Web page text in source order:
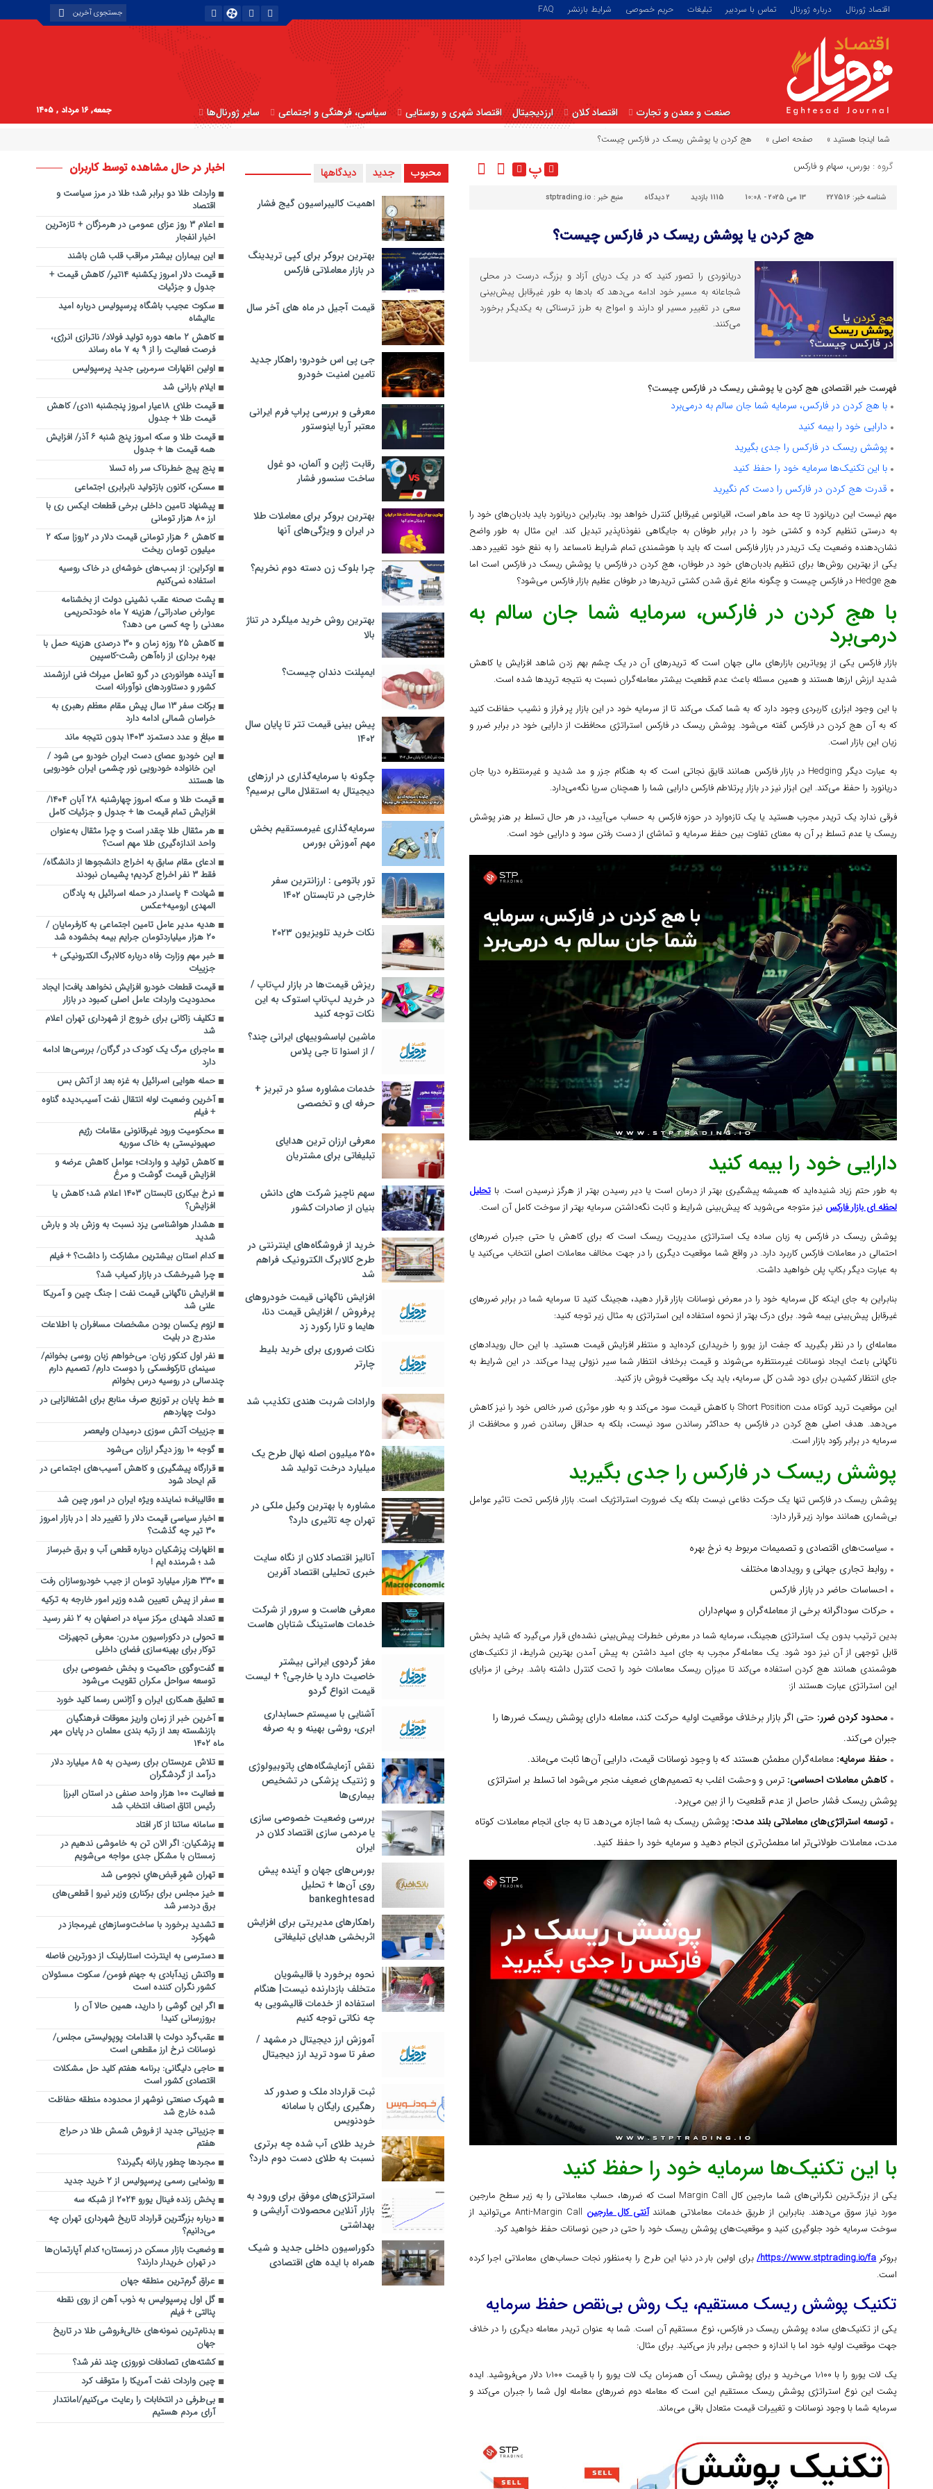
اقتصاد ژورنال درباره ژورنال تماس با سردبیر تبلیغات حریم خصوصی شرایط بازنشر FAQ
صنعت و معدن و تجارت اقتصاد کلان ارزدیجیتال اقتصاد شهری و روستایی سیاسی، فرهنگی و اجتماعی سایر ژورنال‌ها جمعه, ۱۶ مرداد , ۱۴۰۵
شما اینجا هستید » صفحه اصلی » هج کردن یا پوشش ریسک در فارکس چیست؟
گروه : بورس، سهام و فارکس پ
شناسه خبر: 227516 13 می 2025 - 10:08 1115 بازدید ۲دیدگاه منبع خبر : stptrading.io
هج کردن یا پوشش ریسک در فارکس چیست؟
دریانوردی را تصور کنید که در یک دریای آزاد و بزرگ، درست در محلی
شجاعانه به مسیر خود ادامه می‌دهد که بادها به طور غیرقابل پیش‌بینی
سعی در تغییر مسیر او دارند و امواج به طرز ترسناکی به یکدیگر برخورد
می‌کنند.
فهرست خبر اقتصادی هج کردن یا پوشش ریسک در فارکس چیست؟
با هج کردن در فارکس، سرمایه شما جان سالم به درمی‌برد
دارایی خود را بیمه کنید
پوشش ریسک در فارکس را جدی بگیرید
با این تکنیک‌ها سرمایه خود را حفظ کنید
قدرت هج کردن در فارکس را دست کم نگیرید
مهم نیست این دریانورد تا چه حد ماهر است، اقیانوس غیرقابل کنترل خواهد بود. بنابراین دریانورد باید بادبان‌های خود را
به درستی تنظیم کرده و کشتی خود را در برابر طوفان به جایگاهی نفوذناپذیر تبدیل کند. این مثال به طور واضح
نشان‌دهنده وضعیت یک تریدر در بازار فارکس است که باید با هوشمندی تمام شرایط نامساعد را به نفع خود تغییر دهد.
یکی از بهترین روش‌ها برای تنظیم بادبان‌های خود در طوفان، هج کردن در فارکس یا پوشش ریسک در فارکس است اما
هج Hedge در فارکس چیست و چگونه مانع غرق شدن کشتی تریدرها در طوفان عظیم بازار فارکس می‌شود؟
با هج کردن در فارکس، سرمایه شما جان سالم به
درمی‌برد
بازار فارکس یکی از پویاترین بازارهای مالی جهان است که تریدرهای آن در یک چشم بهم زدن شاهد افزایش یا کاهش
شدید ارزش ارزها هستند و همین مسئله باعث عدم قطعیت بیشتر معامله‌گران نسبت به نتیجه تریدها شده است.
با این وجود ابزاری کاربردی وجود دارد که به شما کمک می‌کند تا از سرمایه خود در این بازار پر فراز و نشیب حفاظت کنید
که به آن هج کردن در فارکس گفته می‌شود. پوشش ریسک در فارکس استراتژی محافظت از دارایی خود در برابر ضرر و
زیان این بازار است.
به عبارت دیگر Hedging در بازار فارکس همانند قایق نجاتی است که به هنگام جزر و مد شدید و غیرمنتظره دریا جان
دریانورد را حفظ می‌کند. این ابزار نیز در بازار پرتلاطم فارکس دارایی شما را همچنان سرپا نگه‌می‌دارد.
فرقی ندارد یک تریدر مجرب هستید یا یک تازه‌وارد در حوزه فارکس به حساب می‌آیید، در هر حال تسلط بر هنر پوشش
ریسک یا عدم تسلط بر آن به معنای تفاوت بین حفظ سرمایه و تماشای از دست رفتن سود و دارایی خود است.
دارایی خود را بیمه کنید
به طور حتم زیاد شنیده‌اید که همیشه پیشگیری بهتر از درمان است یا دیر رسیدن بهتر از هرگز نرسیدن است. باتحلیل
لحظه ای بازار فارکس نیز متوجه می‌شوید که پیش‌بینی شرایط و ثابت نگه‌داشتن سرمایه بهتر از سوخت کامل آن است.
پوشش ریسک در فارکس به زبان ساده یک استراتژی مدیریت ریسک است که برای کاهش یا حتی جبران ضررهای
احتمالی در معاملات فارکس کاربرد دارد. در واقع شما موقعیت دیگری را در جهت مخالف معاملات اصلی انتخاب می‌کنید یا
به عبارت دیگر بکاپ پلن خواهید داشت.
بنابراین به جای اینکه کل سرمایه خود را در معرض نوسانات بازار قرار دهید، هجینگ کنید تا سرمایه شما در برابر ضررهای
غیرقابل پیش‌بینی بیمه شود. برای درک بهتر از نحوه استفاده این استراتژی به مثال زیر توجه کنید:
معامله‌ای را در نظر بگیرید که جفت ارز یورو را خریداری کرده‌اید و منتظر افزایش قیمت هستید. با این حال رویدادهای
ناگهانی باعث ایجاد نوسانات غیرمنتظره می‌شوند و قیمت برخلاف انتظار شما سیر نزولی پیدا می‌کند. در این شرایط به
جای انتظار کشیدن برای دود شدن کل سرمایه، باید یک موقعیت فروش باز کنید.
این موقعیت ترید کوتاه مدت Short Position با کاهش قیمت سود می‌کند و به طور موثری ضرر خالص خود را نیز کاهش
می‌دهد. هدف اصلی هج کردن در فارکس به حداکثر رساندن سود نیست، بلکه به حداقل رساندن ضرر و محافظت از
سرمایه در برابر رکود بازار است.
پوشش ریسک در فارکس را جدی بگیرید
پوشش ریسک در فارکس تنها یک حرکت دفاعی نیست بلکه یک ضرورت استراتژیک است. بازار فارکس تحت تاثیر عوامل
بی‌شماری همانند موارد زیر قرار دارد:
سیاست‌های اقتصادی و تصمیمات مربوط به نرخ بهره
روابط تجاری جهانی و رویدادها مختلف
احساسات حاضر در بازار فارکس
حرکات سوداگرانه برخی از معامله‌گران و سهام‌داران
بدین ترتیب بدون یک استراتژی هجینگ، سرمایه شما در معرض خطرات پیش‌بینی نشده‌ای قرار می‌گیرد که شاید بخش
قابل توجهی از آن نیز دود شود. یک معامله‌گر مجرب به جای امید داشتن به پیش آمدن بهترین شرایط، از تکنیک‌های
هوشمندی همانند هج کردن استفاده می‌کند تا میزان ریسک معاملات خود را تحت کنترل داشته باشد. برخی از مزایای
این استراتژی عبارت هستند از:
محدود کردن ضرر: حتی اگر بازار برخلاف موقعیت اولیه حرکت کند، معامله دارای پوشش ریسک ضررها را
جبران می‌کند.
حفظ سرمایه: معامله‌گران مطمئن هستند که با وجود نوسانات قیمت، دارایی آن‌ها ثابت می‌ماند.
کاهش معاملات احساسی: ترس و وحشت اغلب به تصمیم‌های ضعیف منجر می‌شود اما تسلط بر استراتژی
پوشش ریسک فشار حاصل از عدم قطعیت را از بین می‌برد.
توسعه استراتژی‌های معاملاتی بلند مدت: پوشش ریسک به شما اجازه می‌دهد تا به جای انجام معاملات کوتاه
مدت، معاملات طولانی‌تر اما مطمئن‌تری انجام دهید و سرمایه خود را حفظ کنید.
با این تکنیک‌ها سرمایه خود را حفظ کنید
یکی از بزرگ‌ترین نگرانی‌های شما مارجین کال Margin Call است که ضررها، حساب معاملاتی را به زیر سطح مارجین
مورد نیاز سوق می‌دهند. بنابراین از طریق خدمات معاملاتی همانندآنتی کال مارجین
Anti-Margin Call می‌توانید از
سوخت سرمایه خود جلوگیری کنید و موقعیت‌های پوشش ریسک خود را حتی در حین نوسانات حفظ خواهید کرد.
بروکرhttps://www.stptrading.io/fa/ برای اولین بار در دنیا این طرح را به‌منظور نجات حساب‌های معاملاتی اجرا کرده
است.
تکنیک پوشش ریسک مستقیم، یک روش بی‌نقص حفظ سرمایه
یکی از تکنیک‌های ساده پوشش ریسک در فارکس، نوع مستقیم آن است. شما به عنوان تریدر معامله دیگری را در خلاف
جهت موقعیت اولیه خود اما با اندازه و حجمی برابر باز می‌کنید. برای مثال:
یک لات یورو را با ۱٫۱۰۰ می‌خرید و برای پوشش ریسک آن همزمان یک لات یورو را با قیمت ۱٫۱۰۰ دلار می‌فروشید. ایده
پشت این نوع استراتژی پوشش ریسک مستقیم این است که معامله دوم ضررهای معامله اول شما را جبران می‌کند و
سرمایه شما با وجود نوسانات و تغییرات قیمت متعادل باقی می‌ماند.
محبوب جدید دیدگاهها
اهمیت کالیبراسیون گیج فشار
بهترین بروکر برای کپی‌ تریدینگ
در بازار معاملاتی فارکس
قیمت آجیل در ماه های آخر سال
جی پی اس خودرو؛ راهکار جدید
تامین امنیت خودرو
معرفی و بررسی پراپ فرم ایرانی
معتبر آریا اینوستور
رقابت ژاپن و آلمان، دو غول
ساخت سنسور فشار
بهترین بروکر برای معاملات طلا
در ایران و ویژگی‌های آنها
چرا بلوک زن دسته دوم نخریم؟
بهترین روش خرید میلگرد در تناژ
بالا
ایمپلنت دندان چیست؟
پیش بینی قیمت تتر تا پایان سال
۱۴۰۲
چگونه با سرمایه‌گذاری در ارزهای
دیجیتال به استقلال مالی برسیم؟
سرمایه‌گذاری غیرمستقیم بخش
مهم آموزش بورس
تور باتومی : ارزانترین سفر
خارجی در تابستان ۱۴۰۲
نکات خرید تلویزیون ۲۰۲۳
ریزش قیمت‌ها در بازار لپ‌تاپ /
در خرید لپ‌تاپ استوک به این
نکات توجه کنید
ماشین لباسشویی‎های ایرانی چند؟
/ از اسنوا تا جی پلاس
خدمات مشاوره سئو در تبریز +
حرفه ای و تخصصی
معرفی ارزان ترین هدایای
تبلیغاتی برای مشتریان
سهم ناچیز شرکت های دانش
بنیان از صادرات کشور
خرید از فروشگاه‌های اینترنتی در
طرح کالابرگ الکترونیک فراهم
شد
افزایش ناگهانی قیمت خودروهای
پرفروش / افزایش قیمت دنا،
هایما و تارا رکورد زد
نکات ضروری برای خرید بلیط
چارتر
وارادات شربت هندی تکذیب شد
۲۵۰ میلیون اصله نهال طرح یک
میلیارد درخت تولید شد
مشاوره با بهترین وکیل ملکی در
تهران چه تاثیری دارد؟
آنالیز اقتصاد کلان از نگاه سایت
خبری تحلیلی اقتصاد آفرین
معرفی هاست و سرور از شرکت
خدمات هاستینگ شتابان هاست
مغز گردوی ایرانی بیشتر
خاصیت دارد یا خارجی؟ + لیست
قیمت انواع گردو
آشنایی با سیستم حسابداری
ابری، روشی بهینه و به صرفه
نقش آزمایشگاه‌های پاتوبیولوژی
و ژنتیک پزشکی در تشخیص
بیماری‌ها
بررسی وضعیت خصوصی سازی
یا مردمی سازی اقتصاد کلان در
ایران
بورس‌های جهان و آینده پیش
روی آن‌ها + تحلیل
bankeghtesad
راهکارهای مدیریتی برای افزایش
اثربخشی هدایای تبلیغاتی
نحوه برخورد با قالیشویان
متخلف بازدارنده نیست| هنگام
استفاده از خدمات قالیشویی به
چه نکاتی توجه کنیم
آموزش ارز دیجیتال در مشهد /
صفر تا سود ترید ارز دیجیتال
ثبت قرارداد ملک و صدور کد
رهگیری رایگان با سامانه
خودنویس
خرید طلای آب شده چه برتری
نسبت به طلای دست دوم دارد؟
استراتژی‌های موفق برای ورود به
بازار آنلاین محصولات آرایشی و
بهداشتی
دکوراسیون داخلی جدید و شیک
همراه با ایده های اقتصادی
اخبار در حال مشاهده توسط کاربران
واردات طلا دو برابر شد؛ طلا در مرز سیاست و
اقتصاد
اعلام ۳ روز عزای عمومی در هرمزگان + تازه‌ترین
اخبار انفجار
این بیماران بیشتر مراقب قلب شان باشند
قیمت دلار امروز یکشنبه ۱۴تیر/ کاهش قیمت +
جدول و جزئیات
سکوت عجیب باشگاه پرسپولیس درباره امید
عالیشاه
کاهش ۲ ماهه دوره تولید فولاد/ ناترازی انرژی،
فرصت فعالیت را از ۹ به ۷ ماه رساند
اولین اظهارات سرمربی جدید پرسپولیس
ایلام بارانی شد
قیمت طلای ۱۸عیار امروز پنجشنبه ۱۱دی/ کاهش
قیمت طلا + جدول
قیمت طلا و سکه امروز پنج شنبه ۶ آذر/ افزایش
همه قیمت ها + جدول
پنج پیج خطرناک سر راه تسلا
مسکن، کانون بازتولید نابرابری اجتماعی
پیشنهاد تامین داخلی برخی قطعات ایکس ری با
ارز ۸۰ هزار تومانی
کاهش ۶ هزار تومانی قیمت دلار در ۲روز| سکه ۲
میلیون تومان ریخت
اوکراین: از بمب‌های خوشه‌ای در خاک روسیه
استفاده نمی‌کنیم
پشت صحنه عقب نشینی دولت از بخشنامه
عوارض صادراتی/ هزینه ۷ ماه خودتحریمی
معدنی را چه کسی می دهد؟
کاهش ۲۵ روزه زمان و ۳۰ درصدی هزینه حمل با
بهره برداری از راه‌آهن رشت-کاسپین
آینده هوانوردی در گرو تعامل میراث فنی ارزشمند
کشور و دستاوردهای نوآورانه است
برکات سفر ۱۳ سال پیش مقام معظم رهبری به
خراسان شمالی ادامه دارد
مبلغ و عدد دستمزد ۱۴۰۳ بدون نتیجه ماند
این خودرو عصای دست ایران خودرو می شود /
این خانواده خودرویی نور چشمی ایران خودرویی
ها هستند
قیمت طلا و سکه امروز چهارشنبه ۲۸ آبان ۱۴۰۴/
افزایش تمام قیمت ها + جدول و جزئیات کامل
هر مثقال طلا چقدر است و چرا مثقال به‌عنوان
واحد اندازه‌گیری طلا مهم است؟
ادعای مقام سابق به اخراج دانشجوها از دانشگاه/
فقط ۳ نفر اخراج کردیم؛ پشیمان نبودند
شهادت ۴ پاسدار در حمله اسرائیل به پادگان
المهدی ارومیه+عکس
هدیه مدیر عامل تامین اجتماعی به کارفرمایان /
۲۰ هزار میلیاردتومان جرایم بیمه بخشوده شد
خبر مهم وزارت رفاه درباره کالابرگ الکترونیکی +
جزییات
قیمت قطعات خودرو افزایش نخواهد یافت| ایجاد
محدودیت واردات عامل اصلی کمبود در بازار
تکلیف زاکانی برای خروج از شهرداری تهران اعلام
شد
ماجرای مرگ یک کودک در گرگان/ بررسی‌ها ادامه
دارد
حمله هوایی اسرائیل به غزه بعد از آتش بس
آخرین وضعیت لوله انتقال نفت آسیب‌دیده گناوه
+ فیلم
محکومیت ورود غیرقانونی مقامات رژیم
صهیونیستی به خاک سوریه
کاهش تولید و واردات؛ عوامل کاهش عرضه و
افزایش قیمت گوشت و مرغ
نرخ بیکاری تابستان ۱۴۰۳ اعلام شد؛ کاهش یا
افزایش؟
هشدار هواشناسی یزد نسبت به وزش باد و بارش
شدید
کدام استان بیشترین مشارکت را داشت؟ + فیلم
چرا شیرخشک در بازار کمیاب شد؟
افرایش ناگهانی قیمت نفت | جنگ چین و آمریکا
علنی شد
لزوم یکسان بودن مشخصات مسافران با اطلاعات
مندرج در بلیت
نفر اول کنکور زبان: می‌خواهم زبان روسی بخوانم/
سینمای تارکوفسکی را دوست دارم/ تصمیم دارم
چندسالی در روسیه درس بخوانم
خط پایان بر توزیع صرف منابع برای اشتغالزایی در
دولت چهاردهم
جزییات آتش سوزی درمیدان ولیعصر
گوجه ۱۰ روز دیگر ارزان می‌شود
قرارگاه پیشگیری و کاهش آسیب‌های اجتماعی در
قم ایحاد شود
«قالیباف» نماینده ویژه ایران در امور چین شد
اخبار سیاسی قیمت دلار را تغییر داد | در بازار امروز
۳۰ تیر چه گذشت؟
اظهارات پزشکیان درباره قطعی آب و برق خبرساز
شد ؛ شرمنده ایم !
۳۳۰ هزار میلیارد تومان از جیب خودروسازان رفت
سفر از پیش تعیین شده وزیر امور خارجه به ترکیه
تعداد شهدای مرکز سپاه در اصفهان به ۲ نفر رسید
تحولی در دکوراسیون مدرن: معرفی تجهیزات
توکار برای بهینه‌سازی فضای داخلی
گفت‌وگوی حاکمیت و بخش خصوصی برای
توسعه سواحل مکران تقویت می‌شود
تعلیق همکاری ایران و آژانس رسما کلید خورد
آخرین خبر از زمان واریز معوقات فرهنگیان
بازنشسته بعد از رتبه بندی معلمان در پایان مهر
ماه ۱۴۰۲
تلاش عربستان برای رسیدن به ۸۵ میلیارد دلار
درآمد از گردشگران
فعالیت ۱۰۰ هزار واحد صنفی در استان البرز|
رئیس اتاق اصناف انتخاب شد
سامانه ساتنا از کار افتاد
پزشکیان: اگر الان تن به خاموشی ندهیم در
زمستان با مشکل جدی مواجه می‌شویم
تهران شهرِ قبض‌هایِ نجومی شد
خیز مجلس برای برکناری وزیر نیرو | قطعی‌های
برق دردسر شد
تشدید برخورد با ساخت‌وسازهای غیرمجاز در
شهرکرد
دسترسی به اینترنت استارلینک از دورترین فاصله
واکنش زیدآبادی به جهنم فومن/ سکوت مسئولان
کشور نگران کننده است
اگر این گوشی را دارید، همین حالا آن را
بروزرسانی کنید!
عقب‌گرد دولت با اقدامات پوپولیستی مجلس/
نوسانات نرخ ارز مقطعی است
حاجی دلیگانی: برنامه هفتم کلید حل مشکلات
اقتصادی کشور است
شهرک صنعتی نوشهر از محدوده منطقه حفاظت
شده خارج شد
جزییاتی جدید از فروش شمش طلا در حراج
هفتم
مجردها چطور یارانه بگیرند؟
رونمایی رسمی پرسپولیس از ۲ خرید جدید
پخش زنده فینال یورو ۲۰۲۴ از شبکه سه
درباره بزرگترین قرارداد تاریخ شهرداری تهران چه
می‌دانیم؟
وضعیت بازار مسکن در زمستان؛ کدام آپارتمان‌ها
در تهران خریدار دارند؟
عراق گرم‌ترین منطقه جهان
گل اول پرسپولیس به ذوب آهن از روی نقطه
پنالتی + فیلم
بدنام‌ترین نمونه‌های خالی‌فروشی طلا در تاریخ
جهان
کشته‌های تصادفات نوروزی چند نفر شد؟
چین واردات نفت آمریکا را متوقف کرد
بی‌طرفی در انتخابات را رعایت می‌کنیم/امانتدار
آرای مردم هستیم